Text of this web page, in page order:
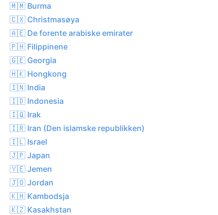
🇲🇲 Burma
🇨🇽 Christmasøya
🇦🇪 De forente arabiske emirater
🇵🇭 Filippinene
🇬🇪 Georgia
🇭🇰 Hongkong
🇮🇳 India
🇮🇩 Indonesia
🇮🇶 Irak
🇮🇷 Iran (Den islamske republikken)
🇮🇱 Israel
🇯🇵 Japan
🇾🇪 Jemen
🇯🇴 Jordan
🇰🇭 Kambodsja
🇰🇿 Kasakhstan